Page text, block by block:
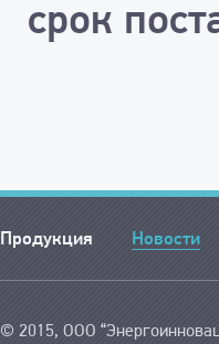
срок
Продукция Новости
© 2015, ООО